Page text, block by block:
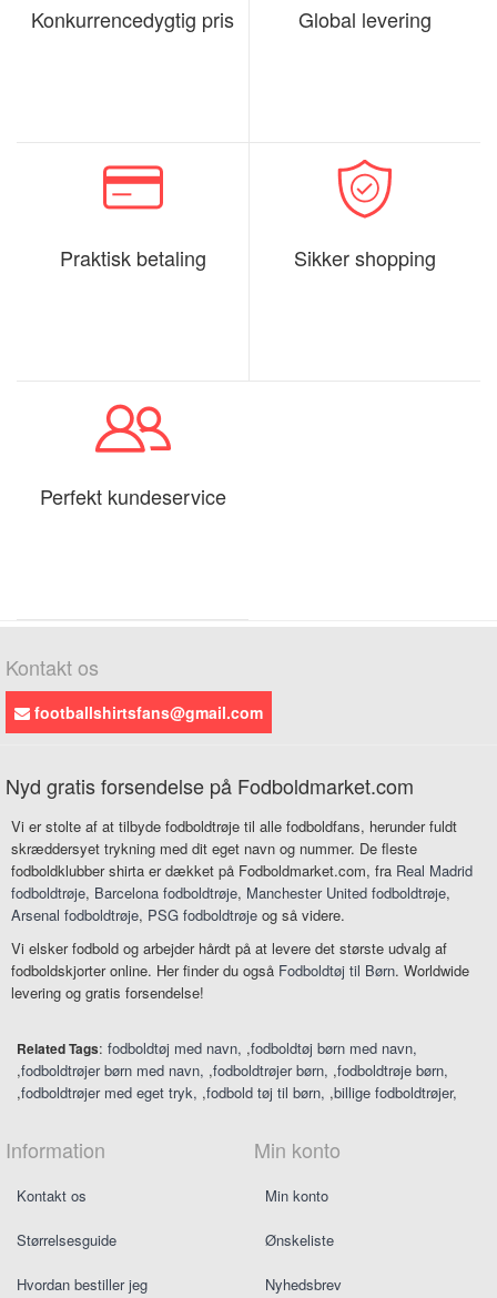
Konkurrencedygtig pris Global levering
Praktisk betaling Sikker shopping
Perfekt kundeservice
Kontakt os
footballshirtsfans@gmail.com
Nyd gratis forsendelse på Fodboldmarket.com
Vi er stolte af at tilbyde fodboldtrøje til alle fodboldfans, herunder fuldt
skræddersyet trykning med dit eget navn og nummer. De fleste
fodboldklubber shirta er dækket på Fodboldmarket.com, fra Real Madrid
fodboldtrøje, Barcelona fodboldtrøje, Manchester United fodboldtrøje,
Arsenal fodboldtrøje, PSG fodboldtrøje og så videre.
Vi elsker fodbold og arbejder hårdt på at levere det største udvalg af
fodboldskjorter online. Her finder du også Fodboldtøj til Børn. Worldwide
levering og gratis forsendelse!
Related Tags: fodboldtøj med navn ,fodboldtøj børn med navn
,fodboldtrøjer børn med navn ,fodboldtrøjer børn ,fodboldtrøje børn
,fodboldtrøjer med eget tryk ,fodbold tøj til børn ,billige fodboldtrøjer
Information
Kontakt os
Størrelsesguide
Hvordan bestiller jeg
Min konto
Min konto
Ønskeliste
Nyhedsbrev